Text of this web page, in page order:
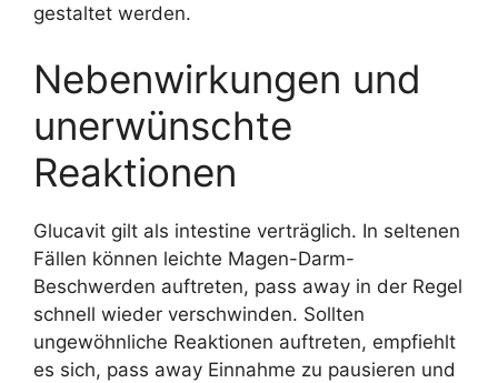
gestaltet werden.
Nebenwirkungen und
unerwünschte
Reaktionen
Glucavit gilt als intestine verträglich. In seltenen
Fällen können leichte Magen-Darm-
Beschwerden auftreten, pass away in der Regel
schnell wieder verschwinden. Sollten
ungewöhnliche Reaktionen auftreten, empfiehlt
es sich, pass away Einnahme zu pausieren und